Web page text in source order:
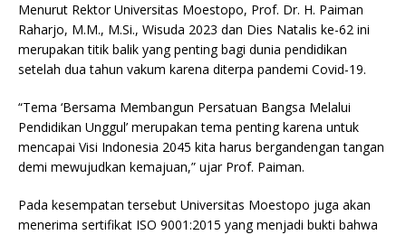
Menurut Rektor Universitas Moestopo, Prof. Dr. H. Paiman
Raharjo, M.M., M.Si., Wisuda 2023 dan Dies Natalis ke-62 ini
merupakan titik balik yang penting bagi dunia pendidikan
setelah dua tahun vakum karena diterpa pandemi Covid-19.
“Tema ‘Bersama Membangun Persatuan Bangsa Melalui
Pendidikan Unggul’ merupakan tema penting karena untuk
mencapai Visi Indonesia 2045 kita harus bergandengan tangan
demi mewujudkan kemajuan,” ujar Prof. Paiman.
Pada kesempatan tersebut Universitas Moestopo juga akan
menerima sertifikat ISO 9001:2015 yang menjadi bukti bahwa